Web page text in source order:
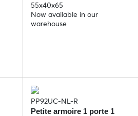
55x40x65
Now available in our
warehouse
PP92UC-NL-R
Petite armoire 1 porte 1